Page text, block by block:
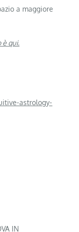
a maggiore
è qui.
astrology-
IN